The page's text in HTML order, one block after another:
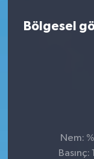
Bölgesel
Nem: